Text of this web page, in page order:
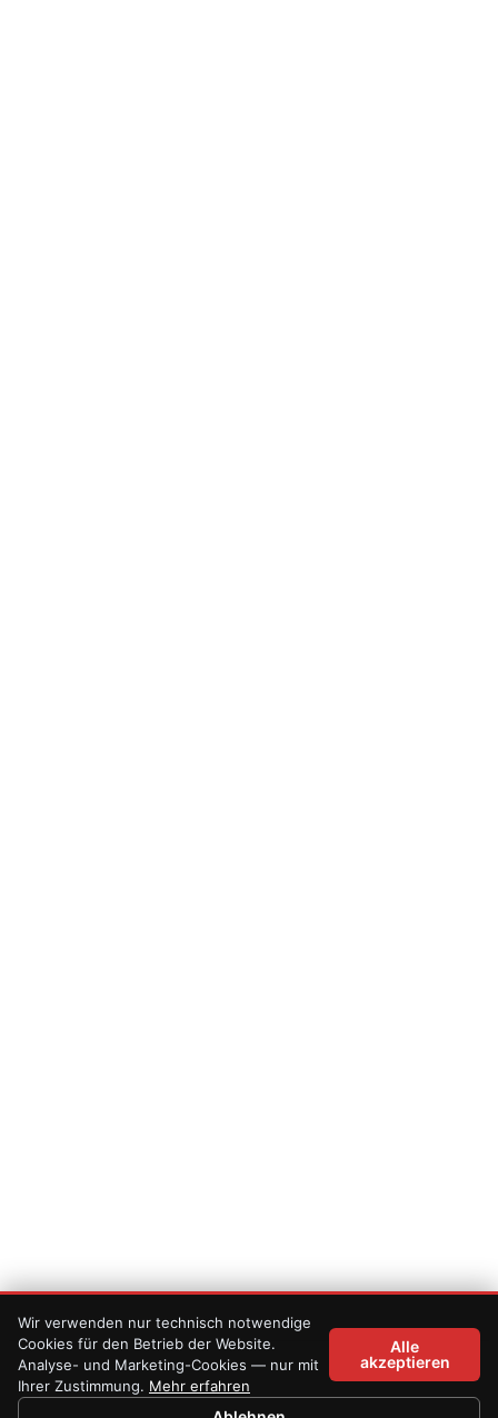
Wir verwenden nur technisch notwendige
Cookies für den Betrieb der Website.
Analyse- und Marketing-Cookies — nur mit
Ihrer Zustimmung. Mehr erfahren
Alle
akzeptieren